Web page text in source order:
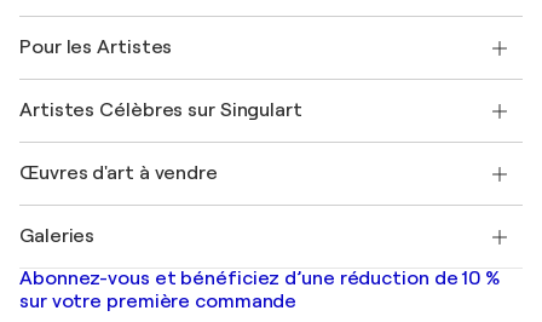
Offrir une carte cadeau
Rejoignez notre programme commercial
Mon compte
+33 1 76 44 06 42
FAQ
Magazine Singulart
Emplois
Découvrez une sélection d'art original
Pour les Artistes
Se connecter en tant qu'Artiste
Artistes Célèbres sur Singulart
Marc Chagall
Banksy
Mr. Brainwash
Shepard Fairey
Œuvres d'art à vendre
Tableaux abstraits à vendre
Peintures de paysage
Estampes
Galeries
Galeries d'art en France
Galeries d'art en Belgique
Abonnez-vous et bénéficiez d’une réduction de 10 %
sur votre première commande